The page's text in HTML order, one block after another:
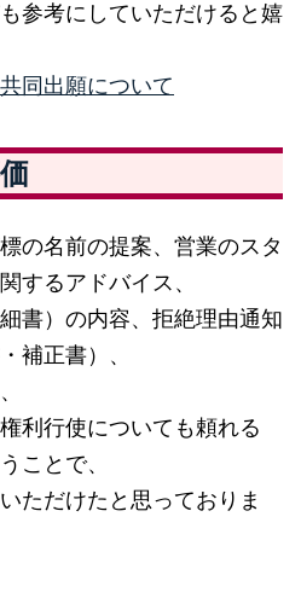
参考にしていただけると嬉
同出願について
の名前の提案、営業のスタ
するアドバイス、
書）の内容、拒絶理由通知
補正書）、
利行使についても頼れる
ことで、
ただけたと思っておりま